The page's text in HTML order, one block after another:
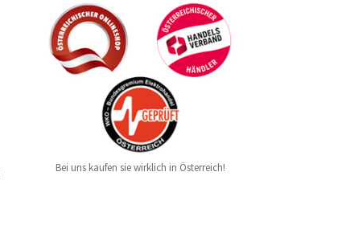
Bei uns kaufen sie wirklich in Österreich!